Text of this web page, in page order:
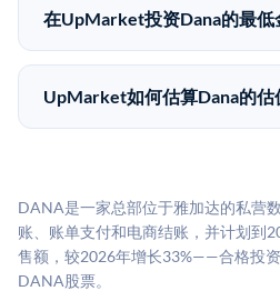
理合规、文件和结算事宜。
售给其他买家，或持有直到公司
市场条件。任何退出的时间都
做好多年持有的准备。
在UpMarket投资Dana的最低
UpMarket上大多数Pre-IPO产
50,000美元。具体金额可能因
UpMarket如何估算Dana的估
司可比倍数应用私有公司折扣
息不对称。此估值不构成投资
格存在重大差异。
DANA是一家总部位于雅加达的私营
账、账单支付和电商结账，并计划到
售额，较2026年增长33%——合格投
DANA股票。